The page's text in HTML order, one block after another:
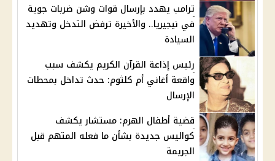
ترامب يهدد بإرسال قوات وشن ضربات جوية
في نيجيريا.. والأخيرة ترفض التدخل وتهديد
السيادة
رئيس إذاعة القرآن الكريم يكشف سبب
واقعة أغاني أم كلثوم: حدث تداخل بمحطات
الإرسال
قضية أطفال الهرم: مستشار يكشف
كواليس جديدة بشأن ما فعله المتهم قبل
الجريمة